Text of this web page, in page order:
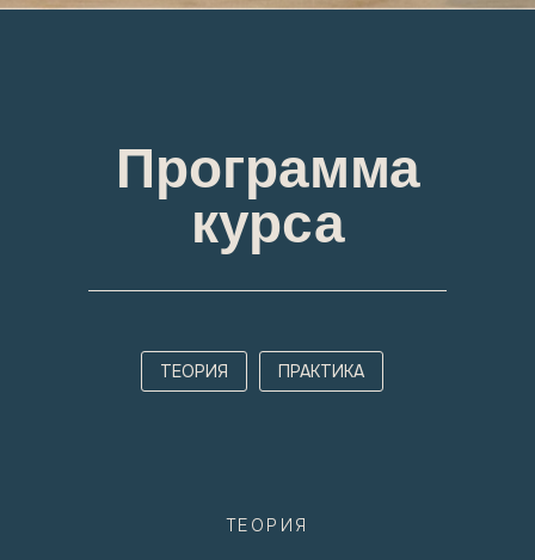
Программа
курса
ТЕОРИЯ ПРАКТИКА
ТЕОРИЯ